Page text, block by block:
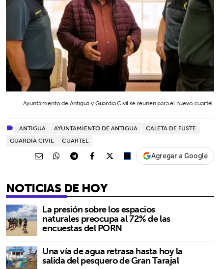
Ayuntamiento de Antigua y Guardia Civil se reunen para el nuevo cuartel.
ANTIGUA AYUNTAMIENTO DE ANTIGUA
CALETA DE FUSTE
GUARDIA CIVIL
CUARTEL
Agregar a Google
NOTICIAS DE HOY
La presión sobre los espacios
naturales preocupa al 72% de las
encuestas del PORN
Una vía de agua retrasa hasta hoy la
salida del pesquero de Gran Tarajal